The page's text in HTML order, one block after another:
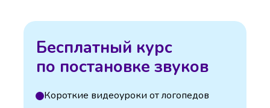
Бесплатный курс
по постановке звуков
Короткие видеоуроки от логопедов